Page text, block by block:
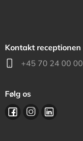
Kontakt receptionen
+45 70 24 00 00
Følg os